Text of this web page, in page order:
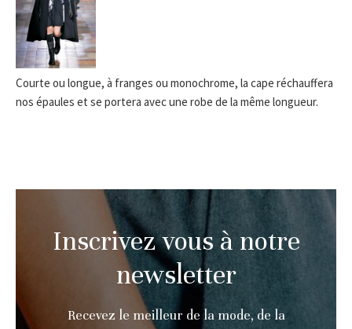
Courte ou longue, à franges ou monochrome, la cape réchauffera
nos épaules et se portera avec une robe de la même longueur.
Inscrivez vous à notre
newsletter
Recevez le meilleur de la mode, de la